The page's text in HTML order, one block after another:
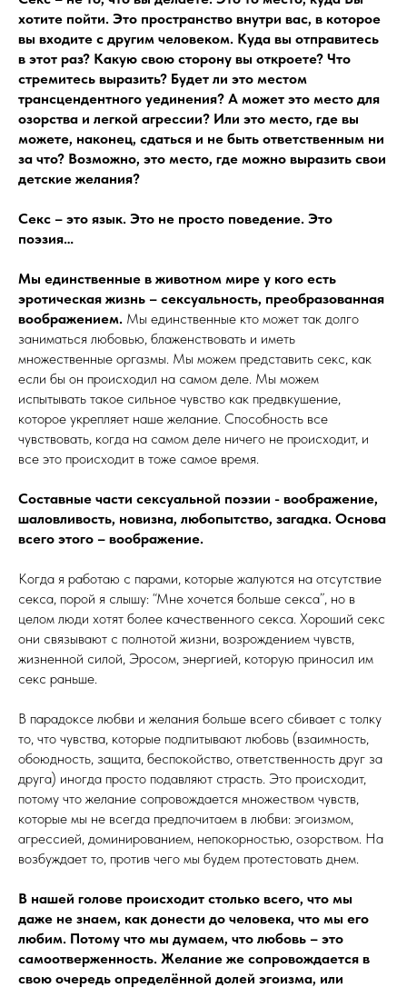
хотите пойти. Это пространство внутри вас, в которое
вы входите с другим человеком. Куда вы отправитесь
в этот раз? Какую свою сторону вы откроете? Что
стремитесь выразить? Будет ли это местом
трансцендентного уединения? А может это место для
озорства и легкой агрессии? Или это место, где вы
можете, наконец, сдаться и не быть ответственным ни
за что? Возможно, это место, где можно выразить свои
детские желания?
Секс – это язык. Это не просто поведение. Это
поэзия…
Мы единственные в животном мире у кого есть
эротическая жизнь – сексуальность, преобразованная
воображением. Мы единственные кто может так долго
заниматься любовью, блаженствовать и иметь
множественные оргазмы. Мы можем представить секс, как
если бы он происходил на самом деле. Мы можем
испытывать такое сильное чувство как предвкушение,
которое укрепляет наше желание. Способность все
чувствовать, когда на самом деле ничего не происходит, и
все это происходит в тоже самое время.
Составные части сексуальной поэзии - воображение,
шаловливость, новизна, любопытство, загадка. Основа
всего этого – воображение.
Когда я работаю с парами, которые жалуются на отсутствие
секса, порой я слышу: “Мне хочется больше секса”, но в
целом люди хотят более качественного секса. Хороший секс
они связывают с полнотой жизни, возрождением чувств,
жизненной силой, Эросом, энергией, которую приносил им
секс раньше.
В парадоксе любви и желания больше всего сбивает с толку
то, что чувства, которые подпитывают любовь (взаимность,
обоюдность, защита, беспокойство, ответственность друг за
друга) иногда просто подавляют страсть. Это происходит,
потому что желание сопровождается множеством чувств,
которые мы не всегда предпочитаем в любви: эгоизмом,
агрессией, доминированием, непокорностью, озорством. На
возбуждает то, против чего мы будем протестовать днем.
В нашей голове происходит столько всего, что мы
даже не знаем, как донести до человека, что мы его
любим. Потому что мы думаем, что любовь – это
самоотверженность. Желание же сопровождается в
свою очередь определённой долей эгоизма, или